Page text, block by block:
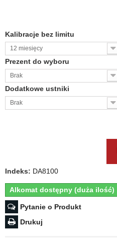
Kalibracje bez limitu
12 miesięcy
Prezent do wyboru
Brak
Dodatkowe ustniki
Brak
Indeks: DA8100
Alkomat dostępny (duża ilość)
Pytanie o Produkt
Drukuj